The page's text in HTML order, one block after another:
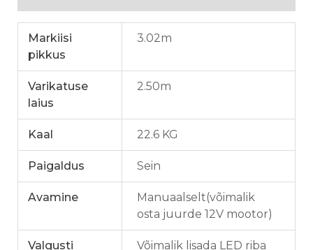
Markiisi
pikkus
3.02m
Varikatuse
laius
2.50m
Kaal 22.6 KG
Paigaldus Sein
Avamine
Manuaalselt(võimalik
osta juurde 12V mootor)
Valgusti Võimalik lisada LED riba